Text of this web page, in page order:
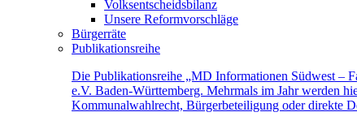
Volksentscheidsbilanz
Unsere Reformvorschläge
Bürgerräte
Publikationsreihe
Die Publikationsreihe „MD Informationen Südwest –
e.V. Baden-Württemberg. Mehrmals im Jahr werden
Kommunalwahlrecht, Bürgerbeteiligung oder direkte